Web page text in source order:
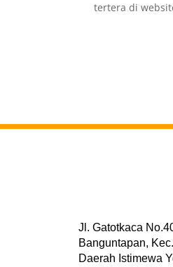
tertera di
Jl. Gatotkaca
Banguntapan,
Daerah Istimewa